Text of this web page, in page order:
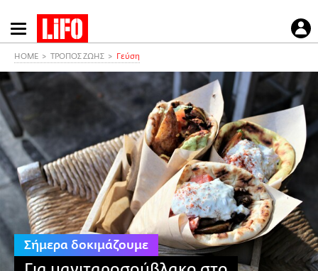
Παράκαμψη
προς
κυρίως
περιεχόμενο
HOME ΤΡΟΠΟΣ ΖΩΗΣ Γεύση
Σήμερα δοκιμάζουμε